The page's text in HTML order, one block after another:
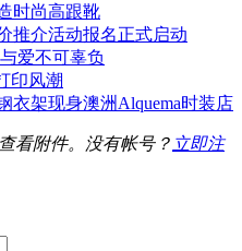
时尚高跟靴
推介活动报名正式启动
爱不可辜负
印风潮
衣架现身澳洲Alquema时装店
看附件。没有帐号？ 立即注